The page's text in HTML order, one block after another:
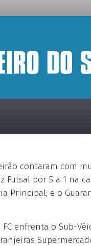
contaram com
por 5 a 1 na
Principal; e o
enfrenta o Sub-